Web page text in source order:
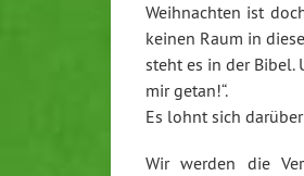
Weihnachten ist
keinen Raum in
steht es in der Bibel.
mir getan!“.
Es lohnt sich
Wir werden die